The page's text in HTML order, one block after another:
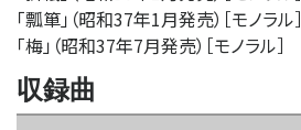
「瓢箪」（昭和37年1月発売）［モノラル］
「梅」（昭和37年7月発売）［モノラル］
収録曲